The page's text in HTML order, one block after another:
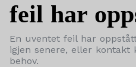
feil har
En uventet feil har
igjen senere, eller kontakt
behov.